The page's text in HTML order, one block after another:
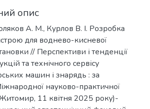
опис
А. М., Курлов В. І. Розробка
для воднево-кисневої
// Перспективи і тенденції
та технічного сервісу
машин і знарядь : за
науково-практичної
11 квітня 2025 року)-